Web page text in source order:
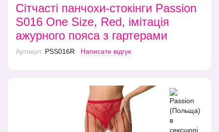
Сітчасті панчохи-стокінги Passion
S016 One Size, Red, імітація
ажурного пояса з гартерами
Артикул: PSS016R Написати відгук